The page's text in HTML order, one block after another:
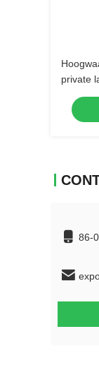
private
zachte
86-